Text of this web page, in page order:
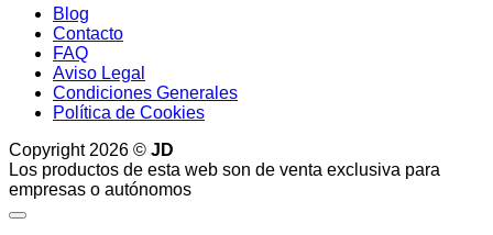
Blog
Contacto
FAQ
Aviso Legal
Condiciones Generales
Política de Cookies
Copyright 2026 © JD
Los productos de esta web son de venta exclusiva para
empresas o autónomos